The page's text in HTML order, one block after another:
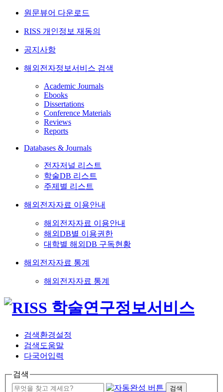
원문뷰어 다운로드
RISS 개인정보 재동의
공지사항
해외전자정보서비스 검색
Academic Journals
Ebooks
Dissertations
Conference Materials
Reviews
Reports
Databases & Journals
전자저널 리스트
학술DB 리스트
주제별 리스트
해외전자자료 이용안내
해외전자자료 이용안내
해외DB별 이용권한
대학별 해외DB 구독현황
해외전자자료 통계
해외전자자료 통계
검색환경설정
검색도움말
다국어입력
검색
검색